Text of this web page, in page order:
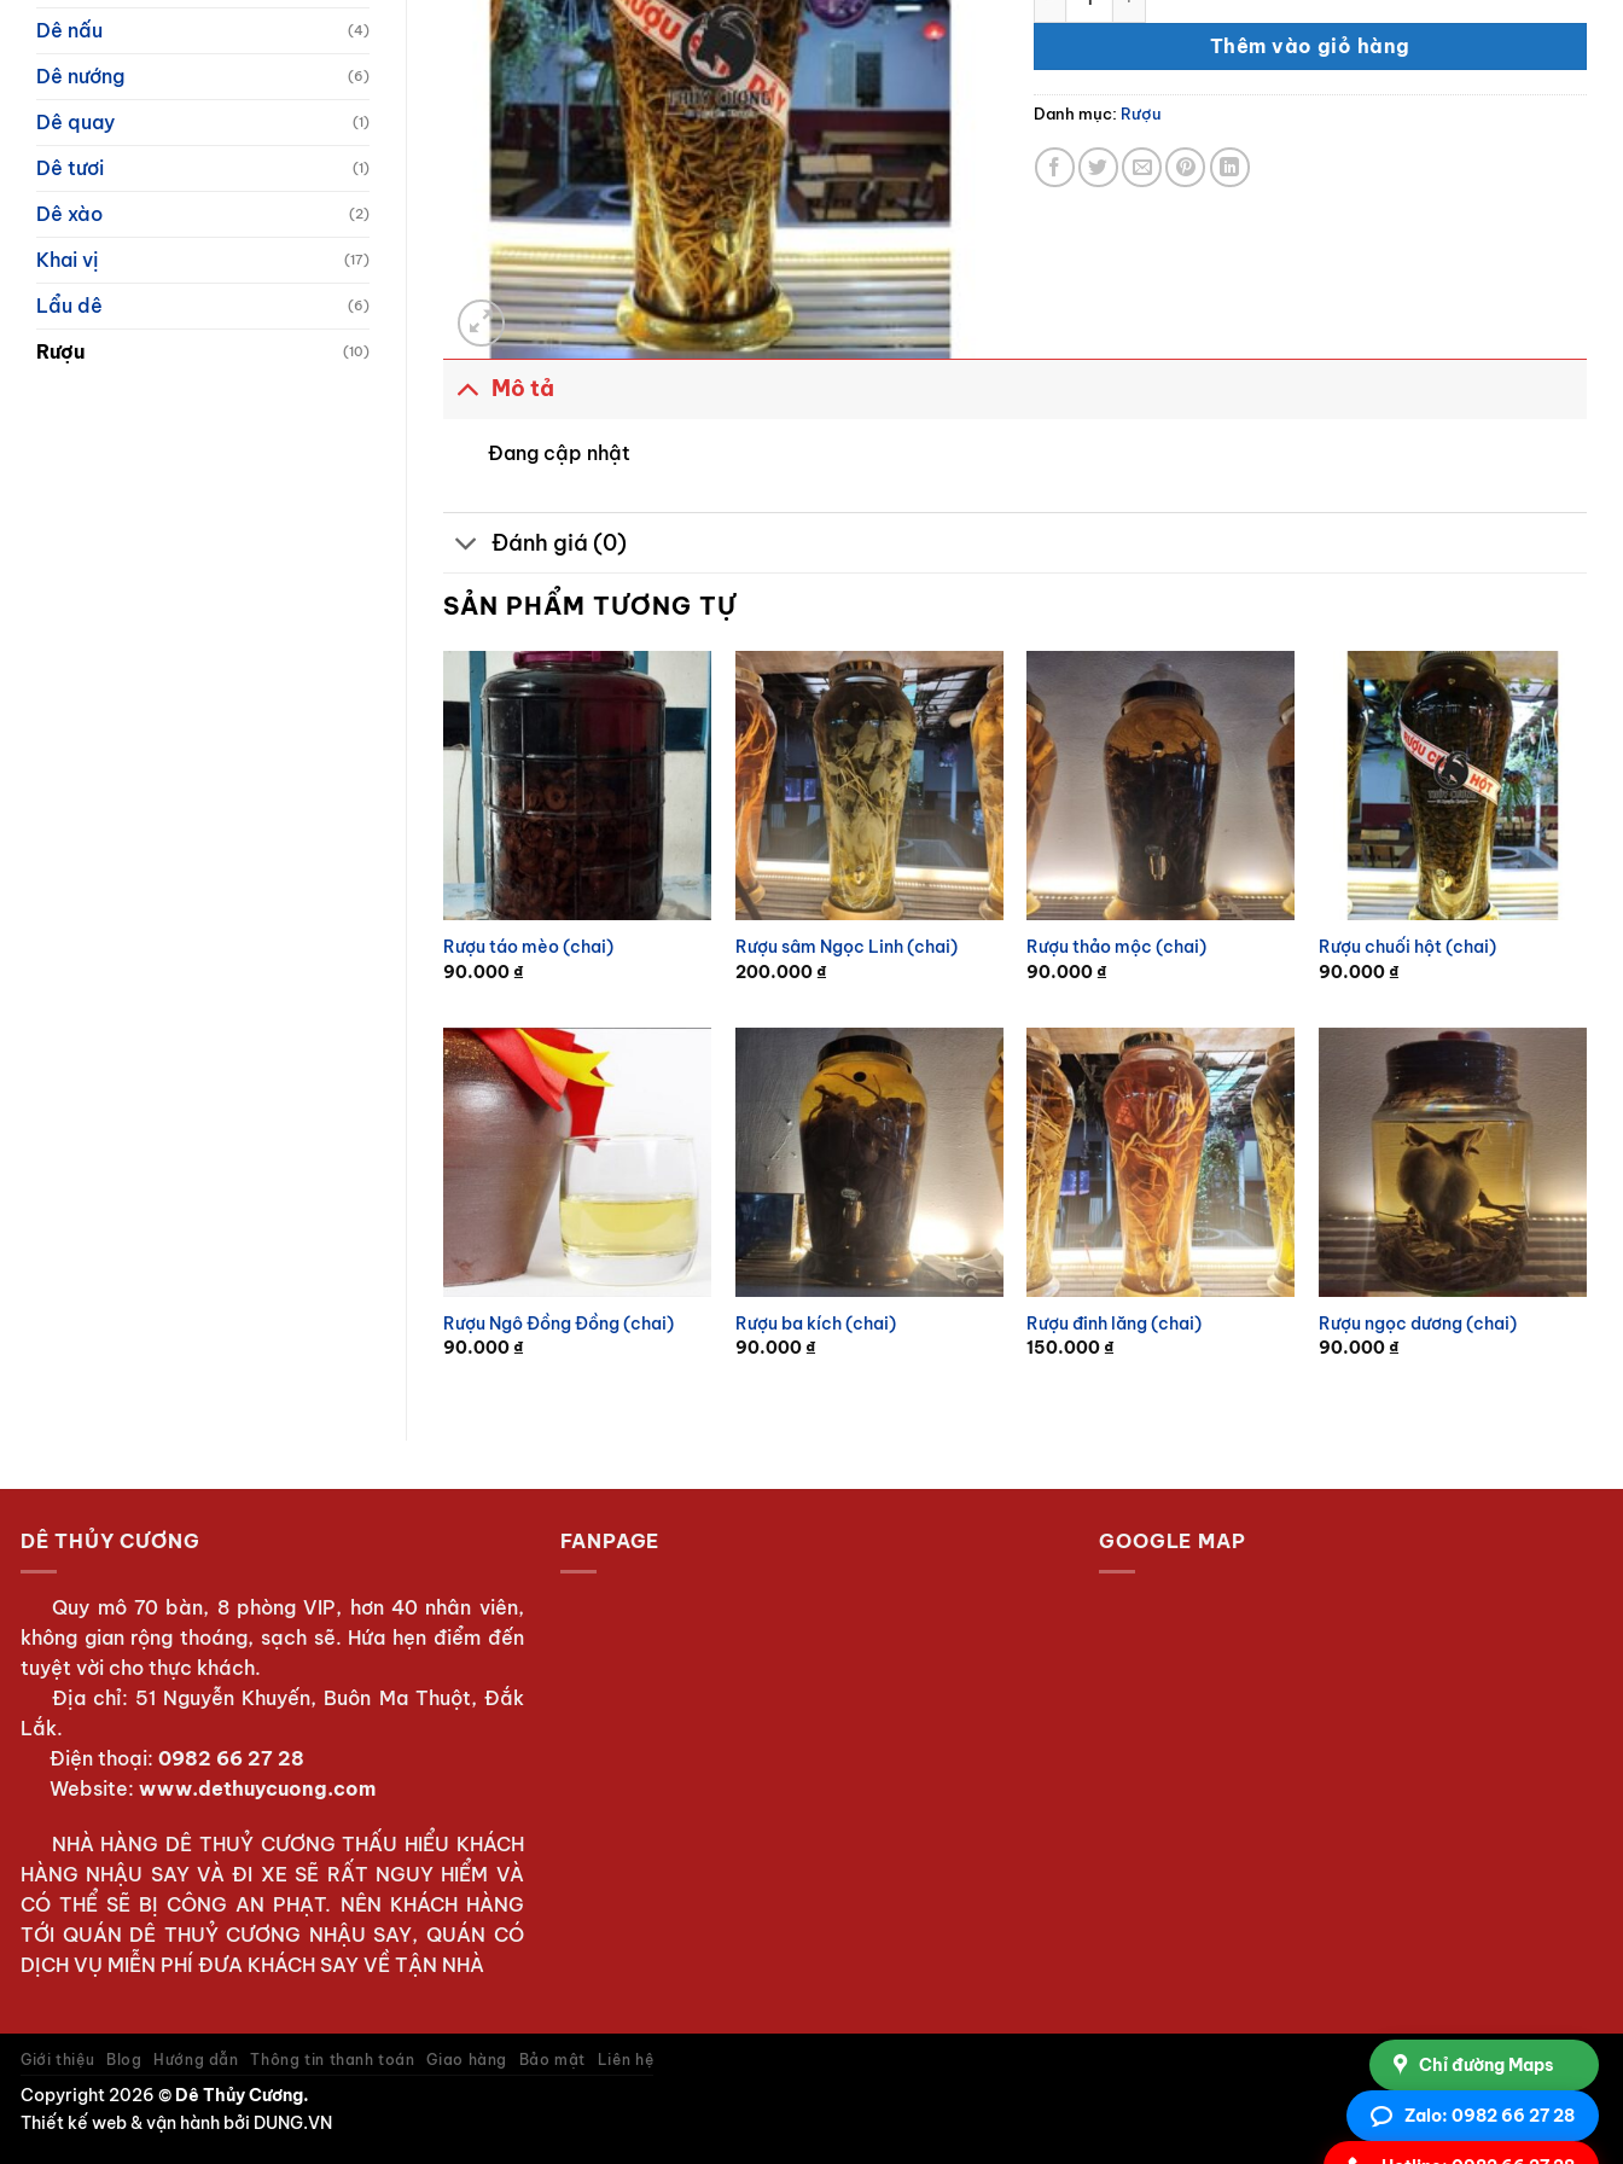
Dê nấu (4)
Dê nướng (6)
Dê quay (1)
Dê tươi (1)
Dê xào (2)
Khai vị (17)
Lẩu dê (6)
Rượu (10)
Thêm vào giỏ hàng
Danh mục: Rượu
Mô tả
Đang cập nhật
Đánh giá (0)
SẢN PHẨM TƯƠNG TỰ
Rượu táo mèo (chai)
90.000 ₫
Rượu sâm Ngọc Linh (chai)
200.000 ₫
Rượu thảo mộc (chai)
90.000 ₫
Rượu chuối hột (chai)
90.000 ₫
Rượu Ngô Đồng Đồng (chai)
90.000₫
Rượu ba kích (chai)
90.000₫
Rượu đinh lăng (chai)
150.000₫
Rượu ngọc dương (chai)
90.000₫
DÊ THỦY CƯƠNG
Quy mô 70 bàn, 8 phòng VIP, hơn 40 nhân viên,
không gian rộng thoáng, sạch sẽ. Hứa hẹn điểm đến
tuyệt vời cho thực khách.
Địa chỉ: 51 Nguyễn Khuyến, Buôn Ma Thuột, Đắk
Lắk.
Điện thoại: 0982 66 27 28
Website: www.dethuycuong.com
NHÀ HÀNG DÊ THUỶ CƯƠNG THẤU HIỂU KHÁCH
HÀNG NHẬU SAY VÀ ĐI XE SẼ RẤT NGUY HIỂM VÀ
CÓ THỂ SẼ BỊ CÔNG AN PHẠT. NÊN KHÁCH HÀNG
TỚI QUÁN DÊ THUỶ CƯƠNG NHẬU SAY, QUÁN CÓ
DỊCH VỤ MIỄN PHÍ ĐƯA KHÁCH SAY VỀ TẬN NHÀ
FANPAGE GOOGLE MAP
Giới thiệu Blog Hướng dẫn Thông tin thanh toán Giao hàng Bảo mật Liên hệ
Copyright 2026 © Dê Thủy Cương.
Thiết kế web & vận hành bởi DUNG.VN
Chỉ đường Maps
Zalo: 0982 66 27 28